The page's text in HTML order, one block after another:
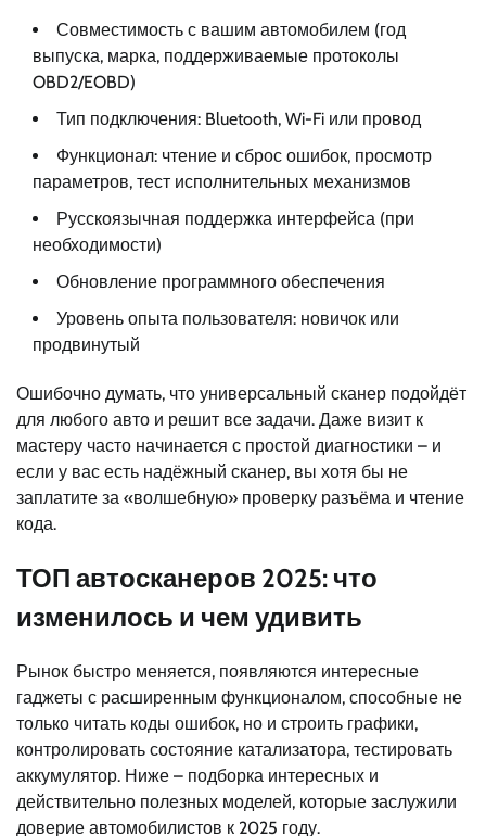
Совместимость с вашим автомобилем (год
выпуска, марка, поддерживаемые протоколы
OBD2/EOBD)
Тип подключения: Bluetooth, Wi-Fi или провод
Функционал: чтение и сброс ошибок, просмотр
параметров, тест исполнительных механизмов
Русскоязычная поддержка интерфейса (при
необходимости)
Обновление программного обеспечения
Уровень опыта пользователя: новичок или
продвинутый
Ошибочно думать, что универсальный сканер подойдёт
для любого авто и решит все задачи. Даже визит к
мастеру часто начинается с простой диагностики – и
если у вас есть надёжный сканер, вы хотя бы не
заплатите за «волшебную» проверку разъёма и чтение
кода.
ТОП автосканеров 2025: что
изменилось и чем удивить
Рынок быстро меняется, появляются интересные
гаджеты с расширенным функционалом, способные не
только читать коды ошибок, но и строить графики,
контролировать состояние катализатора, тестировать
аккумулятор. Ниже – подборка интересных и
действительно полезных моделей, которые заслужили
доверие автомобилистов к 2025 году.